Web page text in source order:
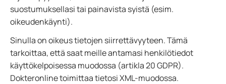
suostumuksellasi tai painavista syistä (esim.
oikeudenkäynti).
Sinulla on oikeus tietojen siirrettävyyteen. Tämä
tarkoittaa, että saat meille antamasi henkilötiedot
käyttökelpoisessa muodossa (artikla 20 GDPR).
Dokteronline toimittaa tietosi XML-muodossa.